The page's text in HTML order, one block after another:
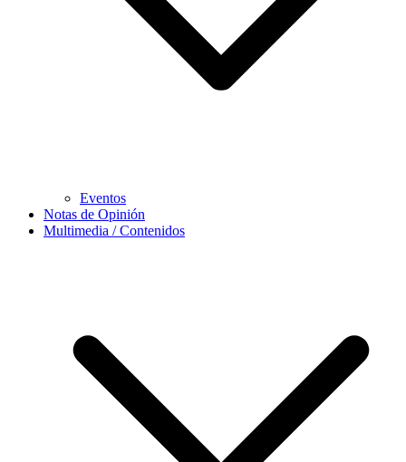
Eventos
Notas de Opinión
Multimedia / Contenidos